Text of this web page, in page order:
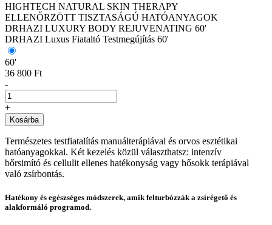
HIGHTECH NATURAL SKIN THERAPY
ELLENŐRZÖTT TISZTASÁGÚ HATÓANYAGOK
DRHAZI LUXURY BODY REJUVENATING 60'
DRHAZI Luxus Fiataltó Testmegújítás 60'
60'
36 800 Ft
-
+
Kosárba
Természetes testfiatalítás manuálterápiával és orvos esztétikai
hatóanyagokkal. Két kezelés közül választhatsz: intenzív
bőrsimító és cellulit ellenes hatékonyság vagy hősokk terápiával
való zsírbontás.
Hatékony és egészséges módszerek, amik felturbózzák a zsírégető és
alakformáló programod.